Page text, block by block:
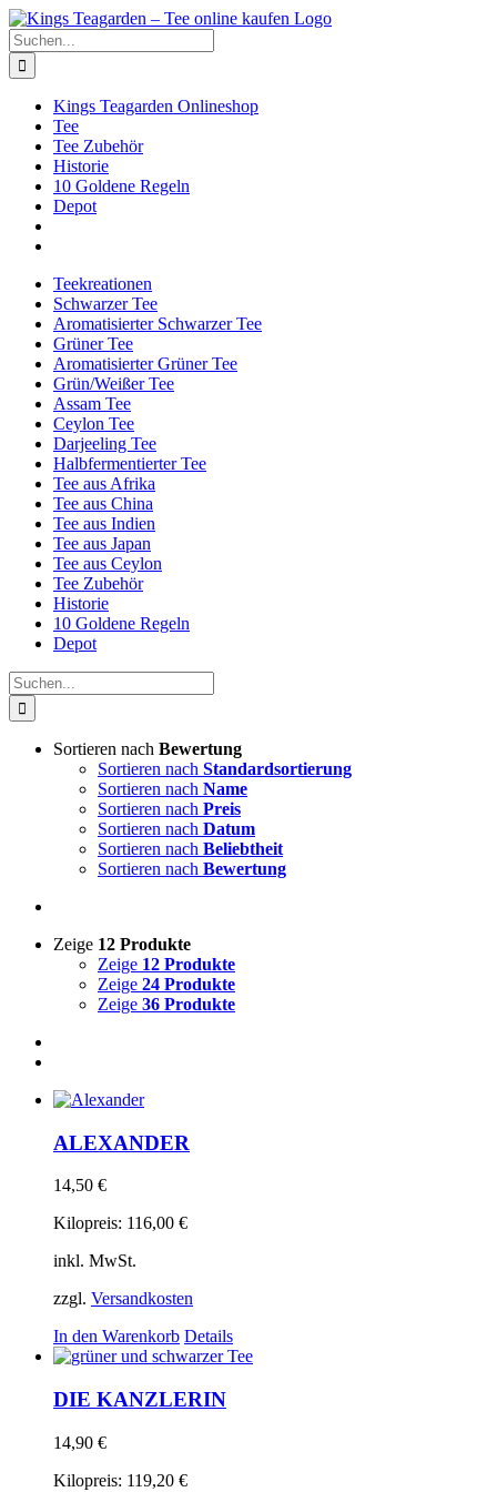
Zum
Inhalt
springen
Facebook
X
Instagram
Pinterest
Suche
nach:
Kings Teagarden Onlineshop
Tee
Tee Zubehör
Historie
10 Goldene Regeln
Depot
Teekreationen
Schwarzer Tee
Aromatisierter Schwarzer Tee
Grüner Tee
Aromatisierter Grüner Tee
Grün/Weißer Tee
Assam Tee
Ceylon Tee
Darjeeling Tee
Halbfermentierter Tee
Tee aus Afrika
Tee aus China
Tee aus Indien
Tee aus Japan
Tee aus Ceylon
Tee Zubehör
Historie
10 Goldene Regeln
Depot
Suche
nach:
Sortieren nach Bewertung
Sortieren nach Standardsortierung
Sortieren nach Name
Sortieren nach Preis
Sortieren nach Datum
Sortieren nach Beliebtheit
Sortieren nach Bewertung
Zeige 12 Produkte
Zeige 12 Produkte
Zeige 24 Produkte
Zeige 36 Produkte
ALEXANDER
14,50 €
Kilopreis: 116,00 €
inkl. MwSt.
zzgl. Versandkosten
In den Warenkorb Details
DIE KANZLERIN
14,90 €
Kilopreis: 119,20 €